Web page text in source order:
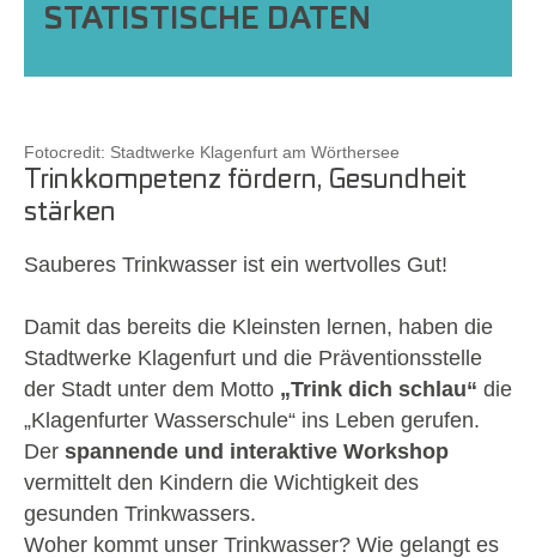
STATISTISCHE DATEN
Show larger version
Fotocredit: Stadtwerke Klagenfurt am Wörthersee
Trinkkompetenz fördern, Gesundheit
stärken
Sauberes Trinkwasser ist ein wertvolles Gut!
Damit das bereits die Kleinsten lernen, haben die
Stadtwerke Klagenfurt und die Präventionsstelle
der Stadt unter dem Motto „Trink dich schlau“ die
„Klagenfurter Wasserschule“ ins Leben gerufen.
Der spannende und interaktive Workshop
vermittelt den Kindern die Wichtigkeit des
gesunden Trinkwassers.
Woher kommt unser Trinkwasser? Wie gelangt es